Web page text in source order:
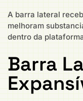
A barra lateral
melhoram
dentro da
Barra